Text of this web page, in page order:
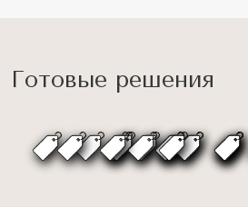
Готовые решения